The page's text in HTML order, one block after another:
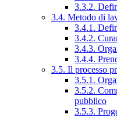
3.3.2.
3.4. Metodo di
3.4.1.
3.4.2.
3.4.3.
3.4.4.
3.5. Il processo
3.5.1.
3.5.2.
pubblico
3.5.3.